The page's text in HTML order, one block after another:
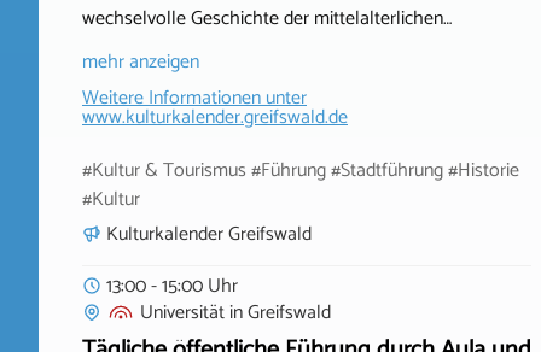
wechselvolle Geschichte der mittelalterlichen…
mehr anzeigen
Weitere Informationen unter
www.kulturkalender.greifswald.de
#Kultur & Tourismus #Führung #Stadtführung #Historie
#Kultur
Kulturkalender Greifswald
13:00 - 15:00 Uhr
UniversitätinGreifswald